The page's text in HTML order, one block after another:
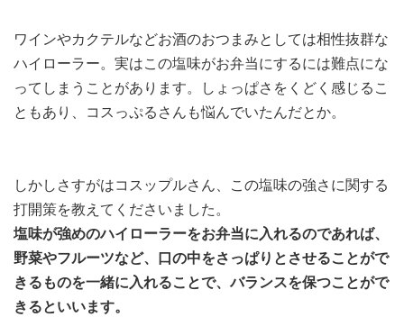
ワインやカクテルなどお酒のおつまみとしては相性抜群な
ハイローラー。実はこの塩味がお弁当にするには難点にな
ってしまうことがあります。しょっぱさをくどく感じるこ
ともあり、コスっぷるさんも悩んでいたんだとか。
しかしさすがはコスップルさん、この塩味の強さに関する
打開策を教えてくださいました。
塩味が強めのハイローラーをお弁当に入れるのであれば、
野菜やフルーツなど、口の中をさっぱりとさせることがで
きるものを一緒に入れることで、バランスを保つことがで
きるといいます。